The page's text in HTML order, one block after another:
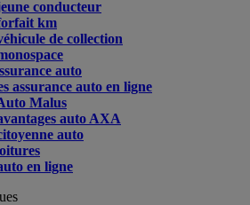
conducteur
km
de collection
auto
assurance auto en ligne
Malus
auto AXA
auto
en ligne